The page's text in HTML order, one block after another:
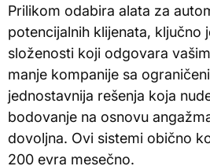
Prilikom odabira alata za
potencijalnih klijenata, ključno
složenosti koji odgovara
manje kompanije sa
jednostavnija rešenja koja
bodovanje na osnovu
dovoljna. Ovi sistemi obično
200 evra mesečno.